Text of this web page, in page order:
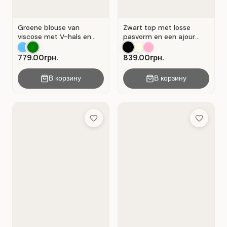
Groene blouse van
viscose met V-hals en
overslag . Groente .
779.00грн.
В корзину
Zwart top met losse
pasvorm en een ajour
kanten inzetstuk.
839.00грн.
В корзину
Add to Wish List Add to